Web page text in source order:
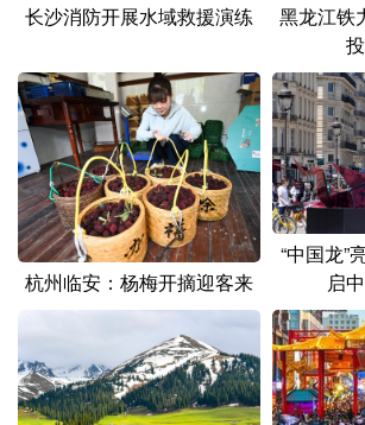
长沙消防开展水域救援演练
黑龙江铁
杭州临安：杨梅开摘迎客来
“中国龙”
启